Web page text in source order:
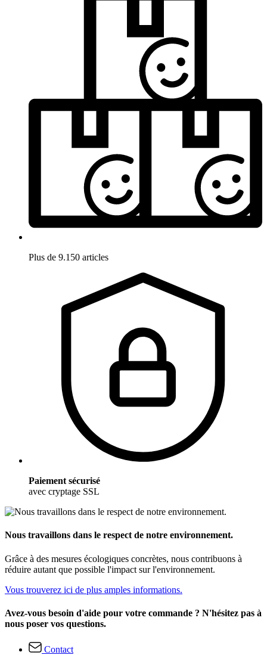
Plus de 9.150 articles
Paiement sécurisé
avec cryptage SSL
Nous travaillons dans le respect de notre environnement.
Grâce à des mesures écologiques concrètes, nous contribuons à
réduire autant que possible l'impact sur l'environnement.
Vous trouverez ici de plus amples informations.
Avez-vous besoin d'aide pour votre commande ? N'hésitez pas à
nous poser vos questions.
Contact